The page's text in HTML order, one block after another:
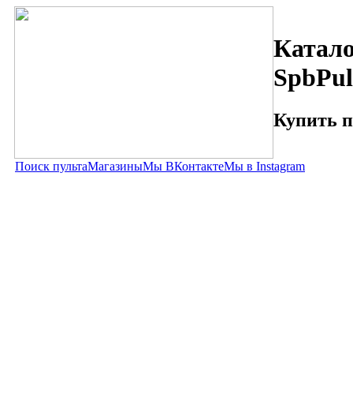
Купить
Поиск пультаМагазиныМы ВКонтактеМы в Instagram